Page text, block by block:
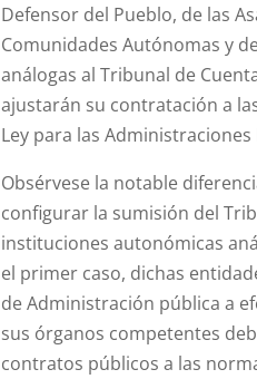
Defensor del Pueblo, de las
Comunidades Autónomas y
análogas al Tribunal de
ajustarán su contratación a
Ley para las Administraciones
Obsérvese la notable
configurar la sumisión del
instituciones autonómicas
el primer caso, dichas
de Administración pública a
sus órganos competentes
contratos públicos a las